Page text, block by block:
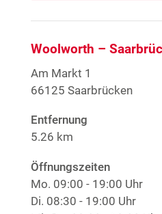
Woolworth –
Am Markt 1
66125 Saarbrücken
Entfernung
5.26 km
Öffnungszeiten
Mo. 09:00 - 19:00 Uhr
Di. 08:30 - 19:00 Uhr